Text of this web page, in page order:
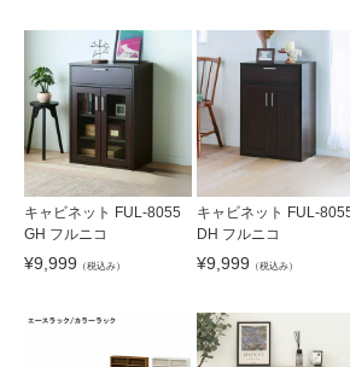
キャビネット FUL-8055
GH フルニコ
¥9,999 （税込み）
キャビネット FUL-
DH フルニコ
¥9,999 （税込み）